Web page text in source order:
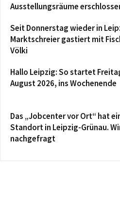
Ausstellungsräume
Seit Donnerstag wieder in
Marktschreier gastiert mit
Völki
Hallo Leipzig: So startet
August 2026, ins Wochenende
Das „Jobcenter vor Ort“ hat
Standort in Leipzig-Grünau.
nachgefragt